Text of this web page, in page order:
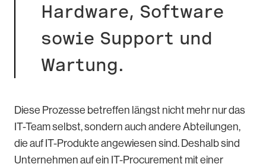
Hardware, Software
sowie Support und
Wartung.
Diese Prozesse betreffen längst nicht mehr nur das
IT-Team selbst, sondern auch andere Abteilungen,
die auf IT-Produkte angewiesen sind. Deshalb sind
Unternehmen auf ein IT-Procurement mit einer